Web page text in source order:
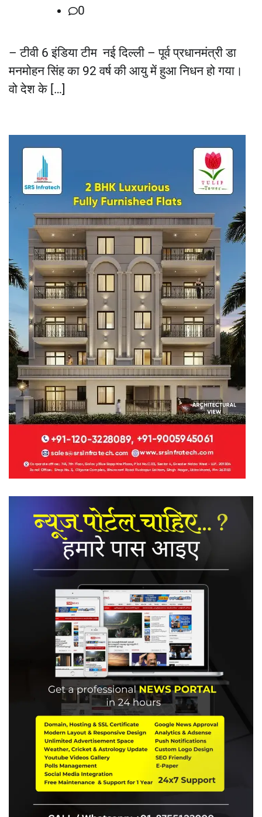
0
– टीवी 6 इंडिया टीम नई दिल्ली – पूर्व प्रधानमंत्री डा
मनमोहन सिंह का 92 वर्ष की आयु में हुआ निधन हो गया।
वो देश के […]